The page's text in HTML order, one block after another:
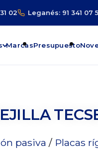
02 Leganés: 91 341 07
MarcasPresupuesto
pasiva / Placas